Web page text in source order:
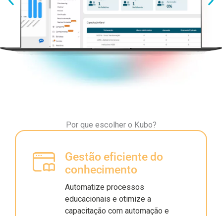
Por que escolher o Kubo?
Gestão eficiente do
conhecimento
Automatize processos
educacionais e otimize a
capacitação com automação e